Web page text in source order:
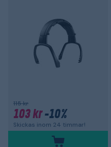
115 kr
103 kr-10%
Skickas inom 24 timmar!